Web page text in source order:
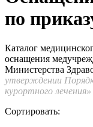
по
Каталог
оснащения
Министерства
утверждении
курортного лечения»
Сортировать: